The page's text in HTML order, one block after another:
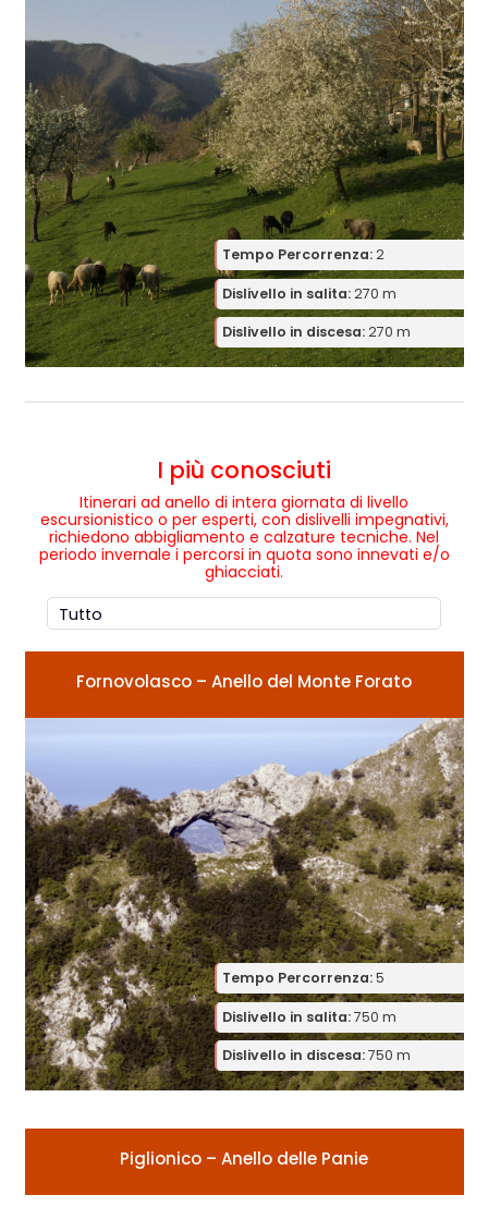
Tempo Percorrenza:2
Dislivello in salita:270 m
Dislivello in discesa:270 m
I più conosciuti
Itinerari ad anello di intera giornata di livello
escursionistico o per esperti, con dislivelli impegnativi,
richiedono abbigliamento e calzature tecniche. Nel
periodo invernale i percorsi in quota sono innevati e/o
ghiacciati.
Fornovolasco – Anello del Monte Forato
Tempo Percorrenza:5
Dislivello in salita:750 m
Dislivello in discesa:750 m
Piglionico – Anello delle Panie